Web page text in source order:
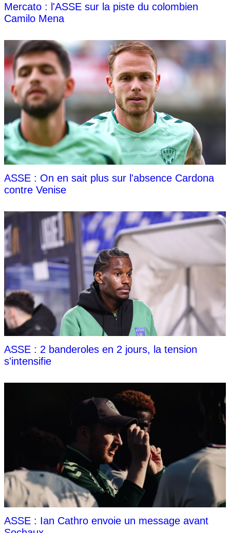
Mercato : l'ASSE sur la piste du colombien
Camilo Mena
ASSE : On en sait plus sur l'absence Cardona
contre Venise
ASSE : 2 banderoles en 2 jours, la tension
s'intensifie
ASSE : Ian Cathro envoie un message avant